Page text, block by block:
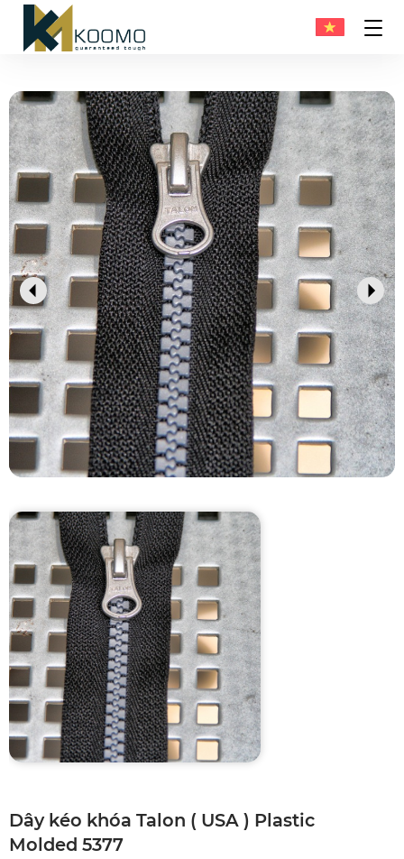
Dây kéo khóa Talon ( USA ) Plastic
Molded 5377